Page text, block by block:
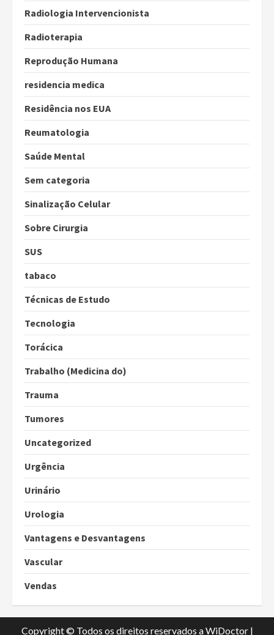
Radiologia Intervencionista
Radioterapia
Reprodução Humana
residencia medica
Residência nos EUA
Reumatologia
Saúde Mental
Sem categoria
Sinalização Celular
Sobre Cirurgia
SUS
tabaco
Técnicas de Estudo
Tecnologia
Torácica
Trabalho (Medicina do)
Trauma
Tumores
Uncategorized
Urgência
Urinário
Urologia
Vantagens e Desvantagens
Vascular
Vendas
Copyright © Todos os direitos reservados a WiDoctor |